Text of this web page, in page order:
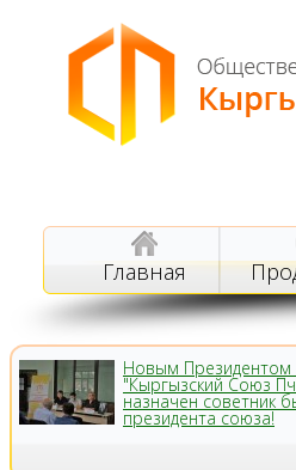
Главная
Новым
"Кыргызский Союз
назначен советник
президента союза!